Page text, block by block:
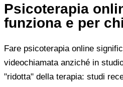
Psicoterapia
funziona e per
Fare psicoterapia online
videochiamata anziché in
"ridotta" della terapia: studi